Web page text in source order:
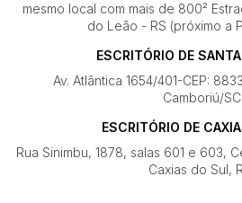
mesmo local com mais de 800²
do Leão - RS (próximo a
ESCRITÓRIO DE
Av. Atlântica 1654/401-CEP:
Camboriú/SC
ESCRITÓRIO DE
Rua Sinimbu, 1878, salas 601 e 603,
Caxias do Sul,